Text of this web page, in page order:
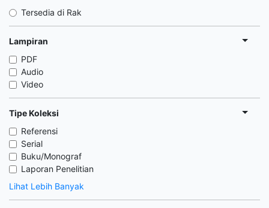
Tersedia di Rak
Lampiran
PDF
Audio
Video
Tipe Koleksi
Referensi
Serial
Buku/Monograf
Laporan Penelitian
Lihat Lebih Banyak